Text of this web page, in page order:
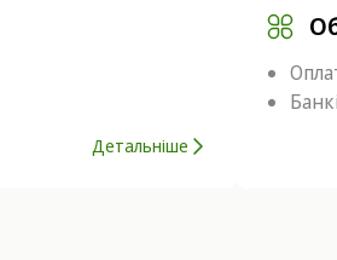
Детальніше